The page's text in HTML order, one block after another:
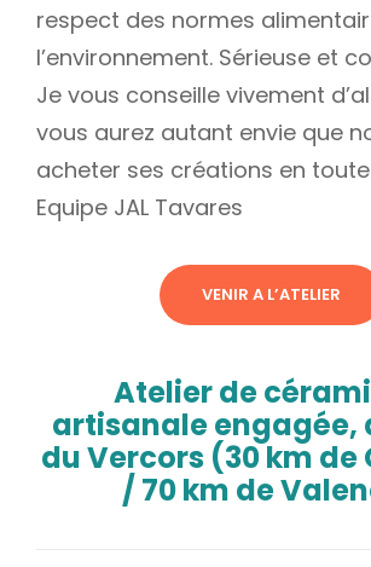
respect des normes
l’environnement. Sérieuse et
Je vous conseille vivement
vous aurez autant envie que
acheter ses créations en
Equipe JAL Tavares
VENIR A L’ATELIER
Atelier de
artisanale
du Vercors (30 km de
/ 70 km de